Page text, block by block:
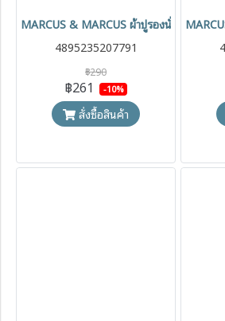
MARCUS & MARCUS ผ้าปูรองนั่งชักโคร
4895235207791
฿290
฿261 -10%
สั่งซื้อสินค้า